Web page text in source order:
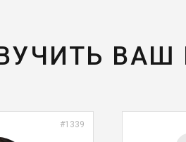
ВАШ
#1339